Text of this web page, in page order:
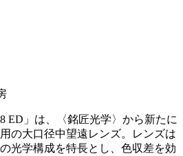
ED」は、〈銘匠光学〉から新たに
の大口径中望遠レンズ。レンズは
光学構成を特長とし、色収差を効